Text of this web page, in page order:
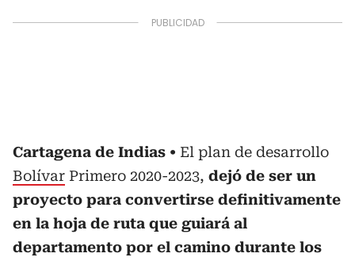
Cartagena de Indias
El plan de desarrollo
Bolívar Primero 2020-2023, dejó de ser un
proyecto para convertirse definitivamente
en la hoja de ruta que guiará al
departamento por el camino durante los